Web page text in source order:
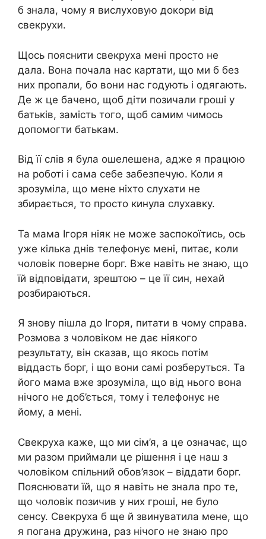
б знала, чому я вислуховую докори від
свекрухи.
Щось пояснити свекруха мені просто не
дала. Вона почала нас картати, що ми б без
них пропали, бо вони нас годують і одягають.
Де ж це бачено, щоб діти позичали гроші у
батьків, замість того, щоб самим чимось
допомогти батькам.
Від її слів я була ошелешена, адже я працюю
на роботі і сама себе забезпечую. Коли я
зрозуміла, що мене ніхто слухати не
збирається, то просто кинула слухавку.
Та мама Ігоря ніяк не може заспокоїтись, ось
уже кілька днів телефонує мені, питає, коли
чоловік поверне борг. Вже навіть не знаю, що
їй відповідати, зрештою – це її син, нехай
розбираються.
Я знову пішла до Ігоря, питати в чому справа.
Розмова з чоловіком не дає ніякого
результату, він сказав, що якось потім
віддасть борг, і що вони самі розберуться. Та
його мама вже зрозуміла, що від нього вона
нічого не доб’ється, тому і телефонує не
йому, а мені.
Свекруха каже, що ми сім’я, а це означає, що
ми разом приймали це рішення і це наш з
чоловіком спільний обов’язок – віддати борг.
Пояснювати їй, що я навіть не знала про те,
що чоловік позичив у них гроші, не було
сенсу. Свекруха б ще й звинуватила мене, що
я погана дружина, раз нічого не знаю про